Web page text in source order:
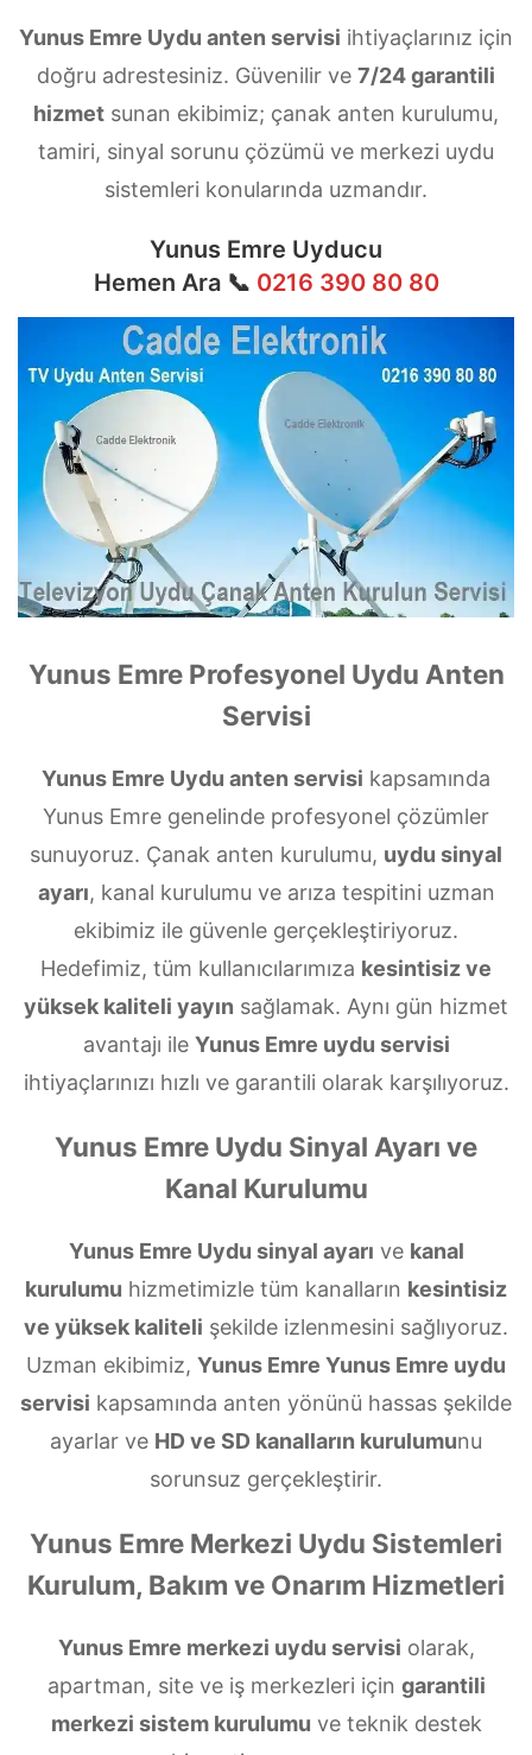
Yunus Emre Uydu anten servisi ihtiyaçlarınız için
doğru adrestesiniz. Güvenilir ve 7/24 garantili
hizmet sunan ekibimiz; çanak anten kurulumu,
tamiri, sinyal sorunu çözümü ve merkezi uydu
sistemleri konularında uzmandır.
Yunus Emre Uyducu
Hemen Ara 📞 0216 390 80 80
Yunus Emre Profesyonel Uydu Anten
Servisi
Yunus Emre Uydu anten servisi kapsamında
Yunus Emre genelinde profesyonel çözümler
sunuyoruz. Çanak anten kurulumu, uydu sinyal
ayarı, kanal kurulumu ve arıza tespitini uzman
ekibimiz ile güvenle gerçekleştiriyoruz.
Hedefimiz, tüm kullanıcılarımıza kesintisiz ve
yüksek kaliteli yayın sağlamak. Aynı gün hizmet
avantajı ile Yunus Emre uydu servisi
ihtiyaçlarınızı hızlı ve garantili olarak karşılıyoruz.
Yunus Emre Uydu Sinyal Ayarı ve
Kanal Kurulumu
Yunus Emre Uydu sinyal ayarı ve kanal
kurulumu hizmetimizle tüm kanalların kesintisiz
ve yüksek kaliteli şekilde izlenmesini sağlıyoruz.
Uzman ekibimiz, Yunus Emre Yunus Emre uydu
servisi kapsamında anten yönünü hassas şekilde
ayarlar ve HD ve SD kanalların kurulumunu
sorunsuz gerçekleştirir.
Yunus Emre Merkezi Uydu Sistemleri
Kurulum, Bakım ve Onarım Hizmetleri
Yunus Emre merkezi uydu servisi olarak,
apartman, site ve iş merkezleri için garantili
merkezi sistem kurulumu ve teknik destek